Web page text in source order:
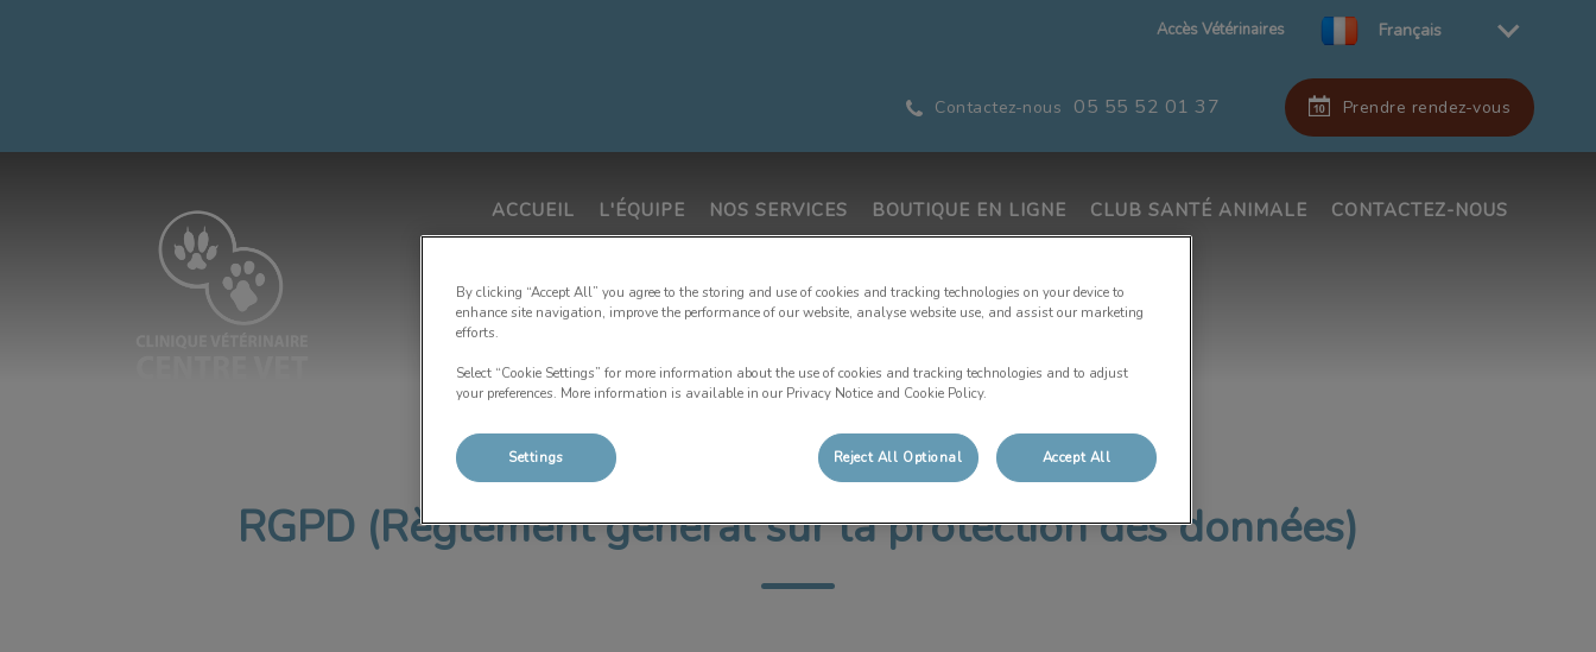
Accès Vétérinaires Français
Contactez-nous 05 55 52 01 37 Prendre rendez-vous
Page d'accueil de Centrevet
ACCUEIL L'ÉQUIPE NOS SERVICES BOUTIQUE EN LIGNE CLUB SANTÉ ANIMALE CONTACTEZ-NOUS
RGPD (Règlement général sur la protection des données)
By clicking “Accept All” you agree to the storing and use of cookies and tracking technologies on your device to
enhance site navigation, improve the performance of our website, analyse website use, and assist our marketing
efforts.
Select “Cookie Settings” for more information about the use of cookies and tracking technologies and to adjust
your preferences. More information is available in our Privacy Notice and Cookie Policy.
Settings Reject All Optional Accept All